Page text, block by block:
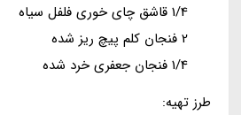
1/4 قاشق چای خوری فلفل سیاه
2 فنجان کلم پیچ ریز شده
1/4 فنجان جعفری خرد شده
طرز تهیه: